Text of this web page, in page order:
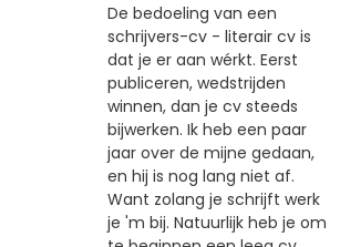
De bedoeling van een
schrijvers-cv - literair cv is
dat je er aan wérkt. Eerst
publiceren, wedstrijden
winnen, dan je cv steeds
bijwerken. Ik heb een paar
jaar over de mijne gedaan,
en hij is nog lang niet af.
Want zolang je schrijft werk
je 'm bij. Natuurlijk heb je om